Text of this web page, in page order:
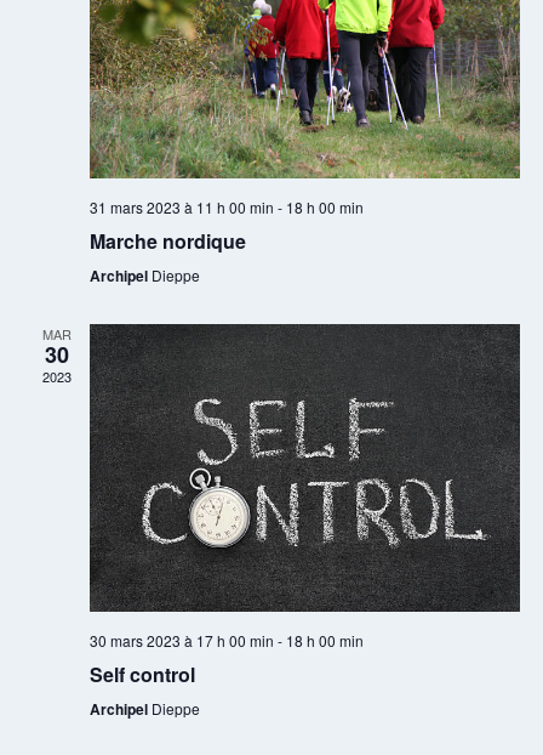
31 mars 2023 à 11 h 00 min - 18 h 00 min
Marche nordique
Archipel Dieppe
MAR
30
2023
30 mars 2023 à 17 h 00 min - 18 h 00 min
Self control
Archipel Dieppe